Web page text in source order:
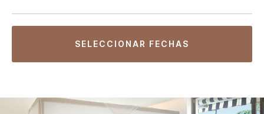
SELECCIONAR FECHAS